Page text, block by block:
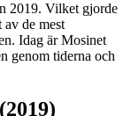
2019. Vilket gjorde
av de mest
Idag är Mosinet
genom tiderna och